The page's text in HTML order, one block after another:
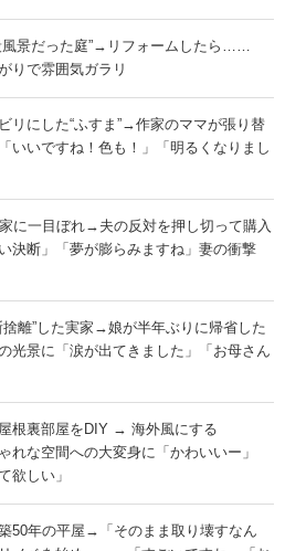
風景だった庭”→リフォームしたら……
りで雰囲気ガラリ
リにした“ふすま”→作家のママが張り替
いですね！色も！」「明るくなりまし
に一目ぼれ→夫の反対を押し切って購入
断」「夢が膨らみますね」妻の衝撃
捨離”した実家→娘が半年ぶりに帰省した
景に「涙が出てきました」「お母さん
根裏部屋をDIY → 海外風にする
な空間への大変身に「かわいいー」
欲しい」
50年の平屋→「そのまま取り壊すなん